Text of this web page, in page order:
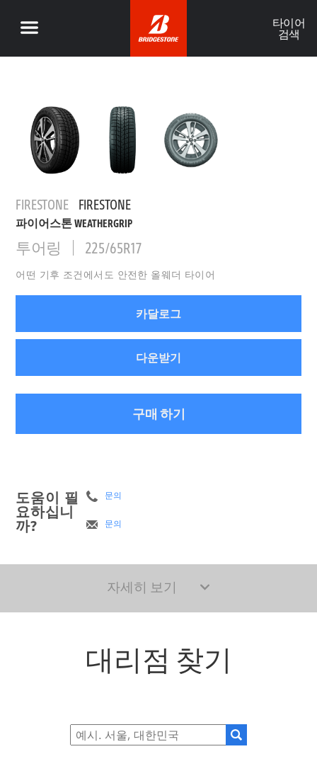
타이어
검색
FIRESTONE FIRESTONE
파이어스톤 WEATHERGRIP
투어링 225/65R17
어떤 기후 조건에서도 안전한 올웨더 타이어
카달로그
다운받기
구매 하기
도움이 필
요하십니
까?
문의
문의
자세히 보기
대리점 찾기